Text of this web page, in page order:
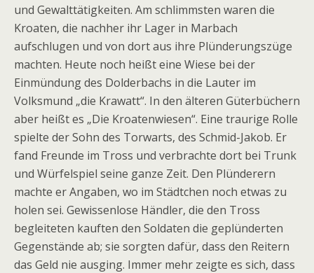
und Gewalttätigkeiten. Am schlimmsten waren die
Kroaten, die nachher ihr Lager in Marbach
aufschlugen und von dort aus ihre Plünderungszüge
machten. Heute noch heißt eine Wiese bei der
Einmündung des Dolderbachs in die Lauter im
Volksmund „die Krawatt“. In den älteren Güterbüchern
aber heißt es „Die Kroatenwiesen“. Eine traurige Rolle
spielte der Sohn des Torwarts, des Schmid-Jakob. Er
fand Freunde im Tross und verbrachte dort bei Trunk
und Würfelspiel seine ganze Zeit. Den Plünderern
machte er Angaben, wo im Städtchen noch etwas zu
holen sei. Gewissenlose Händler, die den Tross
begleiteten kauften den Soldaten die geplünderten
Gegenstände ab; sie sorgten dafür, dass den Reitern
das Geld nie ausging. Immer mehr zeigte es sich, dass